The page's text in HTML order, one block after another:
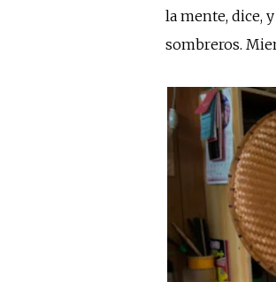
la mente, dice,
sombreros.